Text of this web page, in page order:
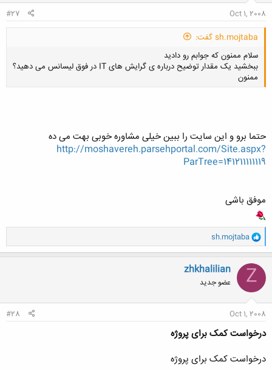
Oct 1, 2008
#27
sh.mojtaba گفت:
سلام ممنون که جوابم رو دادید
ببخشید یک مقدار توضیح درباره ی گرایش های IT در فوق لیسانس می دهید؟
ممنون
کلیک کنید تا باز شود...
حتما برو و این سایت را ببین خیلی مشاوره خوبی بهت می ده
http://moshavereh.parsehportal.com/Site.aspx?
ParTree=141211111119
موفق باشی
و
ا
ک
ن
ش
ه
ا
sh.mojtaba
Z
zhkhalilian
عضو جدید
Oct 1, 2008
#28
درخواست کمک برای پروژه
درخواست کمک برای پروژه